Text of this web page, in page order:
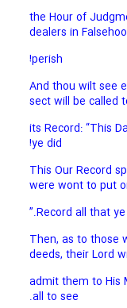
the Hour of
dealers in
perish!
28. And thou wilt
sect will be called
its Record: “This
ye did!
29. “This Our
were wont to put
Record all that ye
30. Then, as to
deeds, their Lord
admit them to His
all to see.